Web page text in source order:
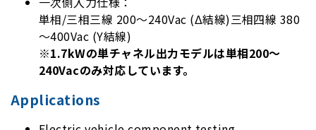
単相/三相三線 200～240Vac (Δ結線)三相四線 380
～400Vac (Y結線)
※1.7kWの単チャネル出力モデルは単相200～
240Vacのみ対応しています。
Applications